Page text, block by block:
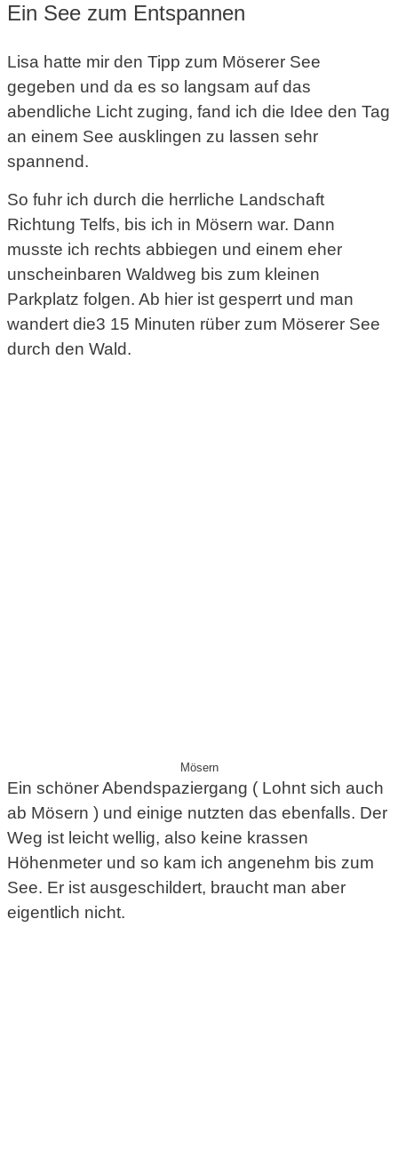
Ein See zum Entspannen
Lisa hatte mir den Tipp zum Möserer See
gegeben und da es so langsam auf das
abendliche Licht zuging, fand ich die Idee den Tag
an einem See ausklingen zu lassen sehr
spannend.
So fuhr ich durch die herrliche Landschaft
Richtung Telfs, bis ich in Mösern war. Dann
musste ich rechts abbiegen und einem eher
unscheinbaren Waldweg bis zum kleinen
Parkplatz folgen. Ab hier ist gesperrt und man
wandert die3 15 Minuten rüber zum Möserer See
durch den Wald.
Mösern
Ein schöner Abendspaziergang ( Lohnt sich auch
ab Mösern ) und einige nutzten das ebenfalls. Der
Weg ist leicht wellig, also keine krassen
Höhenmeter und so kam ich angenehm bis zum
See. Er ist ausgeschildert, braucht man aber
eigentlich nicht.